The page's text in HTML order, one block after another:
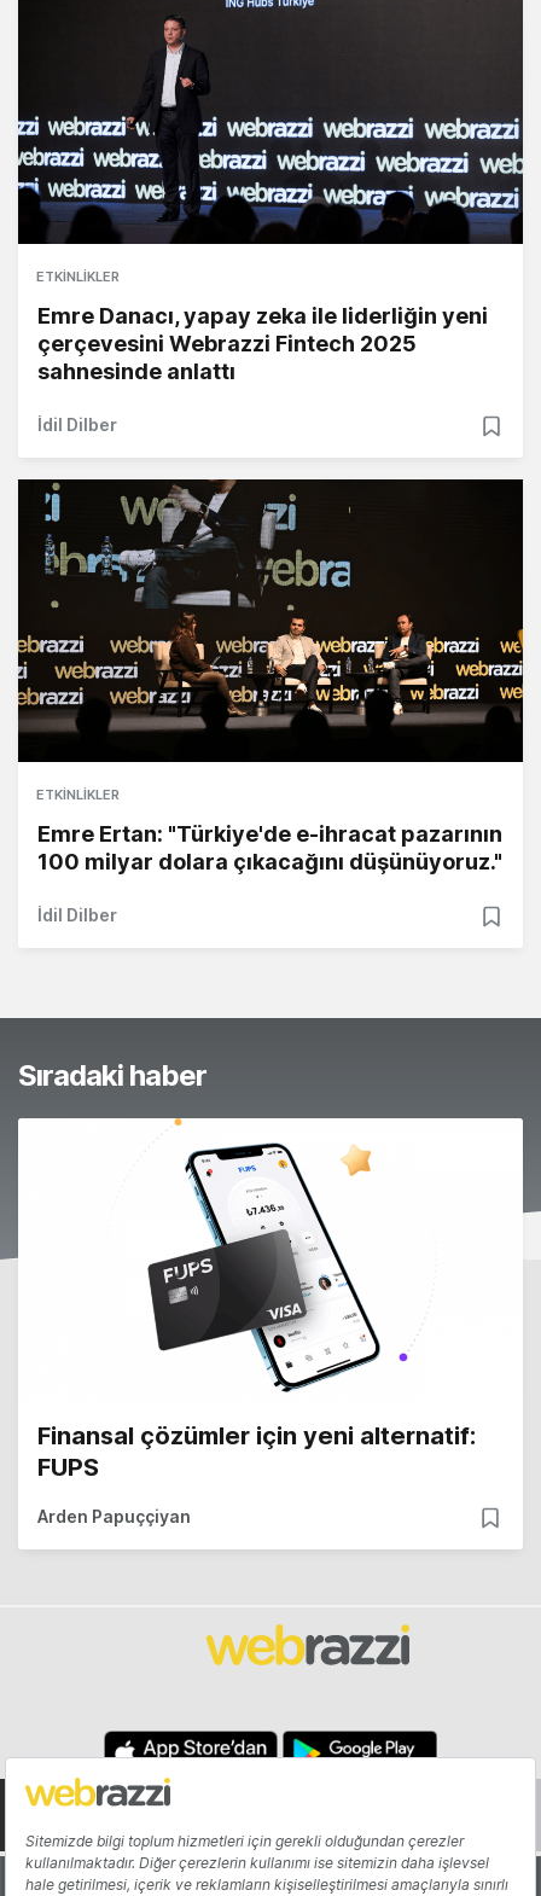
ETKINLIKLER
Emre Danacı, yapay zeka ile liderliğin yeni
çerçevesini Webrazzi Fintech 2025
sahnesinde anlattı
İdil Dilber
ETKINLIKLER
Emre Ertan: "Türkiye'de e-ihracat pazarının
100 milyar dolara çıkacağını düşünüyoruz."
İdil Dilber
Sıradaki haber
Finansal çözümler için yeni alternatif:
FUPS
Arden Papuççiyan
Hakkında Yazarlar